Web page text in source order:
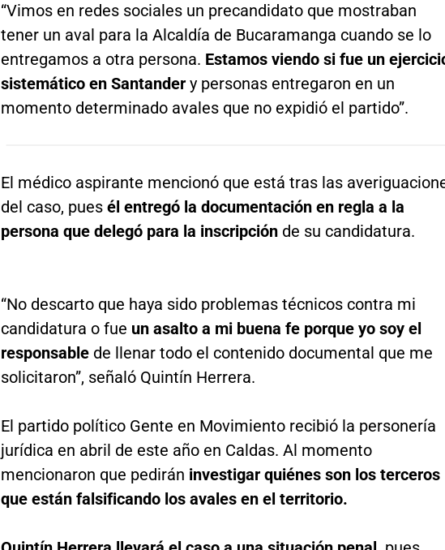
“Vimos en redes sociales un precandidato que mostraban
tener un aval para la Alcaldía de Bucaramanga cuando se lo
entregamos a otra persona. Estamos viendo si fue un
sistemático en Santander y personas entregaron en un
momento determinado avales que no expidió el partido”.
El médico aspirante mencionó que está tras las
del caso, pues él entregó la documentación en regla a la
persona que delegó para la inscripción de su candidatura.
“No descarto que haya sido problemas técnicos contra mi
candidatura o fue un asalto a mi buena fe porque yo soy el
responsable de llenar todo el contenido documental que me
solicitaron”, señaló Quintín Herrera.
El partido político Gente en Movimiento recibió la personería
jurídica en abril de este año en Caldas. Al momento
mencionaron que pedirán investigar quiénes son los terceros
que están falsificando los avales en el territorio.